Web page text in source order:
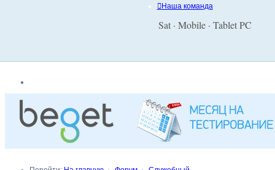
Наша команда
Sat · Mobile · Tablet PC